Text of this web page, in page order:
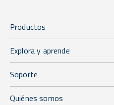
Productos
Explora y aprende
Soporte
Quiénes somos